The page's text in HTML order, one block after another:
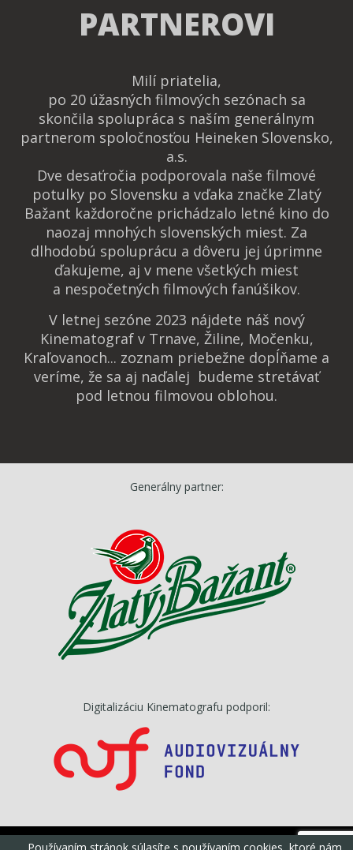
PARTNEROVI
Milí priatelia,
po 20 úžasných filmových sezónach sa
skončila spolupráca s naším generálnym
partnerom spoločnosťou Heineken Slovensko,
a.s.
Dve desaťročia podporovala naše filmové
potulky po Slovensku a vďaka značke Zlatý
Bažant každoročne prichádzalo letné kino do
naozaj mnohých slovenských miest. Za
dlhodobú spoluprácu a dôveru jej úprimne
ďakujeme, aj v mene všetkých miest
a nespočetných filmových fanúšikov.
V letnej sezóne 2023 nájdete náš nový
Kinematograf v Trnave, Žiline, Močenku,
Kraľovanoch... zoznam priebežne dopĺňame a
veríme, že sa aj naďalej budeme stretávať
pod letnou filmovou oblohou.
Generálny partner:
Digitalizáciu Kinematografu podporil: